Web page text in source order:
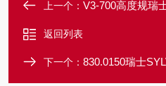
上一个： V3-700高度规瑞士
返回列表
下一个： 830.0150瑞士